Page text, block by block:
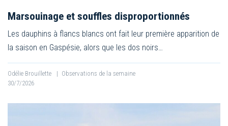
Marsouinage et souffles disproportionnés
Les dauphins à flancs blancs ont fait leur première apparition de
la saison en Gaspésie, alors que les dos noirs…
Odélie Brouillette | Observations de la semaine
30/7/2026